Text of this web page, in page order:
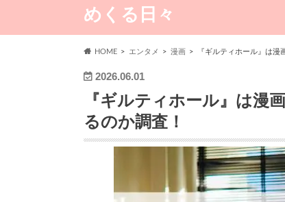
めくる日々
HOME エンタメ 漫画 『ギルティホール』は漫
2026.06.01
『ギルティホール』は漫
るのか調査！